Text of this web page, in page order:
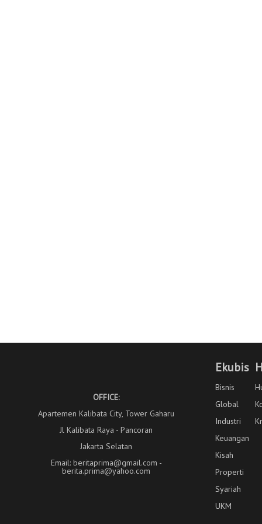
OFFICE:
Apartemen Kalibata City, Tower Gaharu
Jl Kalibata Raya - Pancoran
Jakarta Selatan
Email: beritaprima@gmail.com -
berita.prima@yahoo.com
Ekubis
Bisnis
Global
Industri
Keuangan
Kisah
Properti
Syariah
UKM